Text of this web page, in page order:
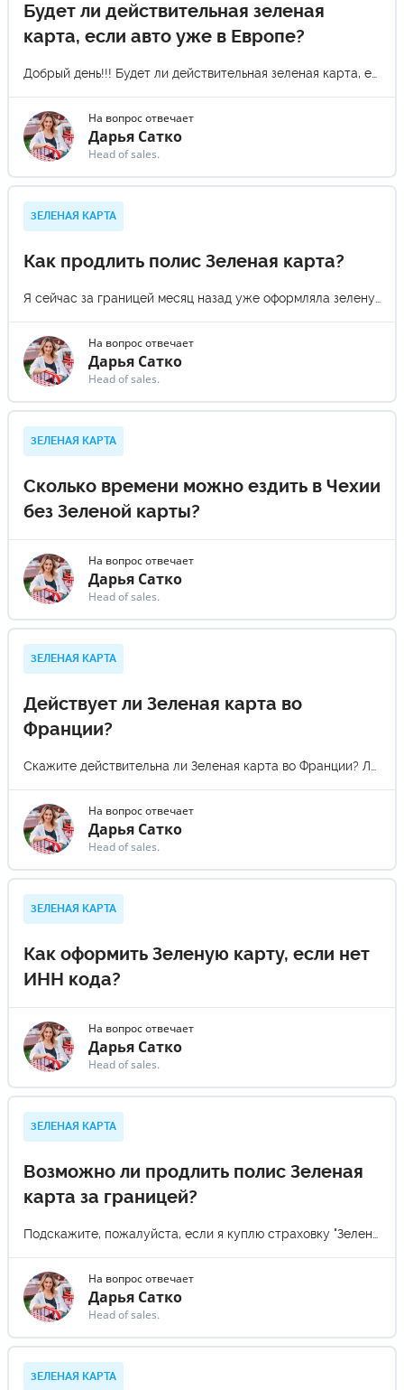
Будет ли действительная зеленая
карта, если авто уже в Европе?
На вопрос отвечает
Дарья Сатко
Head of sales.
ЗЕЛЕНАЯ КАРТА
Как продлить полис Зеленая карта?
На вопрос отвечает
Дарья Сатко
Head of sales.
ЗЕЛЕНАЯ КАРТА
Сколько времени можно ездить в Чехии
без Зеленой карты?
На вопрос отвечает
Дарья Сатко
Head of sales.
ЗЕЛЕНАЯ КАРТА
Действует ли Зеленая карта во
Франции?
На вопрос отвечает
Дарья Сатко
Head of sales.
ЗЕЛЕНАЯ КАРТА
Как оформить Зеленую карту, если нет
ИНН кода?
На вопрос отвечает
Дарья Сатко
Head of sales.
ЗЕЛЕНАЯ КАРТА
Возможно ли продлить полис Зеленая
карта за границей?
На вопрос отвечает
Дарья Сатко
Head of sales.
ЗЕЛЕНАЯ КАРТА